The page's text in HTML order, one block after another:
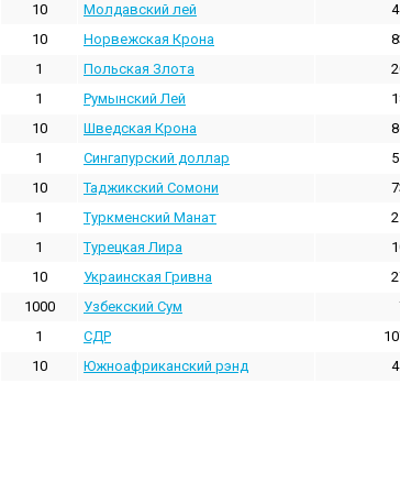
10 Молдавский лей
10 Норвежская Крона
1 Польская Злота
1 Румынский Лей
10 Шведская Крона
1 Сингапурский доллар
10 Таджикский Сомони
1 Туркменский Манат
1 Турецкая Лира
10 Украинская Гривна
1000 Узбекский Сум
1 СДР
10 Южноафриканский рэнд